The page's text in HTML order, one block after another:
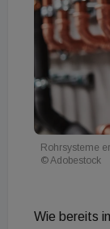
Rohrsysteme
© Adobestock
Wie bereits